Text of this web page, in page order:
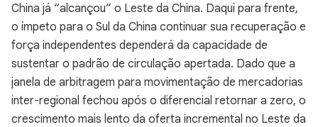
China já “alcançou” o Leste da China. Daqui para frente,
o ímpeto para o Sul da China continuar sua recuperação e
força independentes dependerá da capacidade de
sustentar o padrão de circulação apertada. Dado que a
janela de arbitragem para movimentação de mercadorias
inter-regional fechou após o diferencial retornar a zero, o
crescimento mais lento da oferta incremental no Leste da